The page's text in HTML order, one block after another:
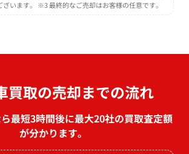
います。 ※3 最終的なご売却はお客様の任意です。
買取の売却までの流れ
最短3時間後に最大20社の買取査定額
が分かります。